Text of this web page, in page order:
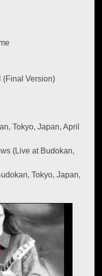
(Final Version)
Tokyo, Japan, April
(Live at Budokan,
Tokyo, Japan,